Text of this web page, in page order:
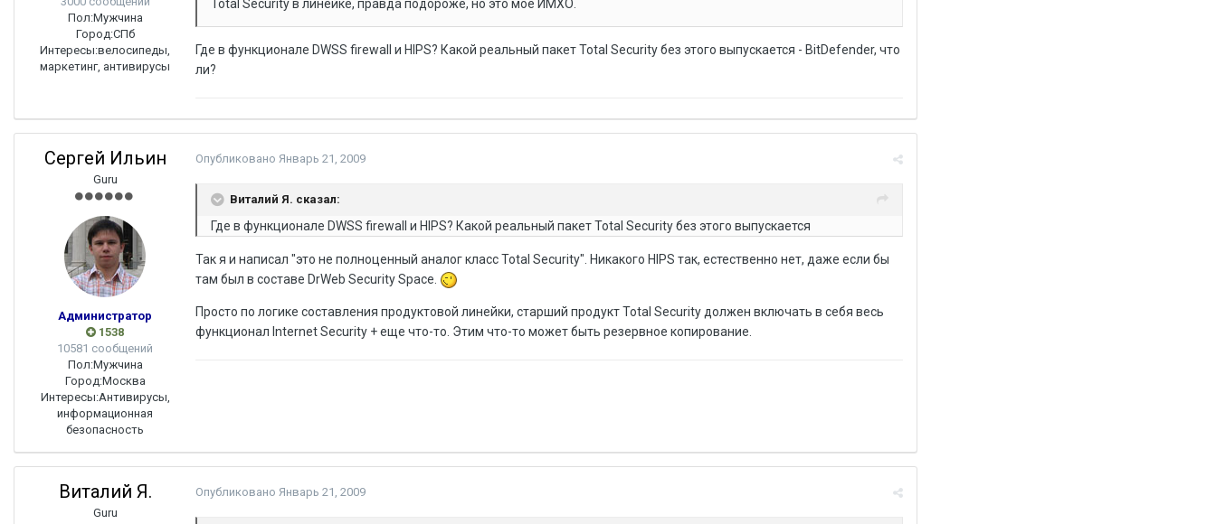
Пол:Мужчина
Город:СПб
Интересы:велосипеды,
маркетинг, антивирусы
Total Security в линейке, правда подороже, но это мое ИМХО.
Где в функционале DWSS firewall и HIPS? Какой реальный пакет Total Security без этого выпускается - BitDefender, что
ли?
Сергей Ильин
Guru
Администратор
1538
10581 сообщений
Пол:Мужчина
Город:Москва
Интересы:Антивирусы,
информационная
безопасность
Опубликовано Январь 21, 2009
Виталий Я. сказал:
Где в функционале DWSS firewall и HIPS? Какой реальный пакет Total Security без этого выпускается
Так я и написал "это не полноценный аналог класс Total Security". Никакого HIPS так, естественно нет, даже если бы
там был в составе DrWeb Security Space.
Просто по логике составления продуктовой линейки, старший продукт Total Security должен включать в себя весь
функционал Internet Security + еще что-то. Этим что-то может быть резервное копирование.
Виталий Я.
Guru
Опубликовано Январь 21, 2009